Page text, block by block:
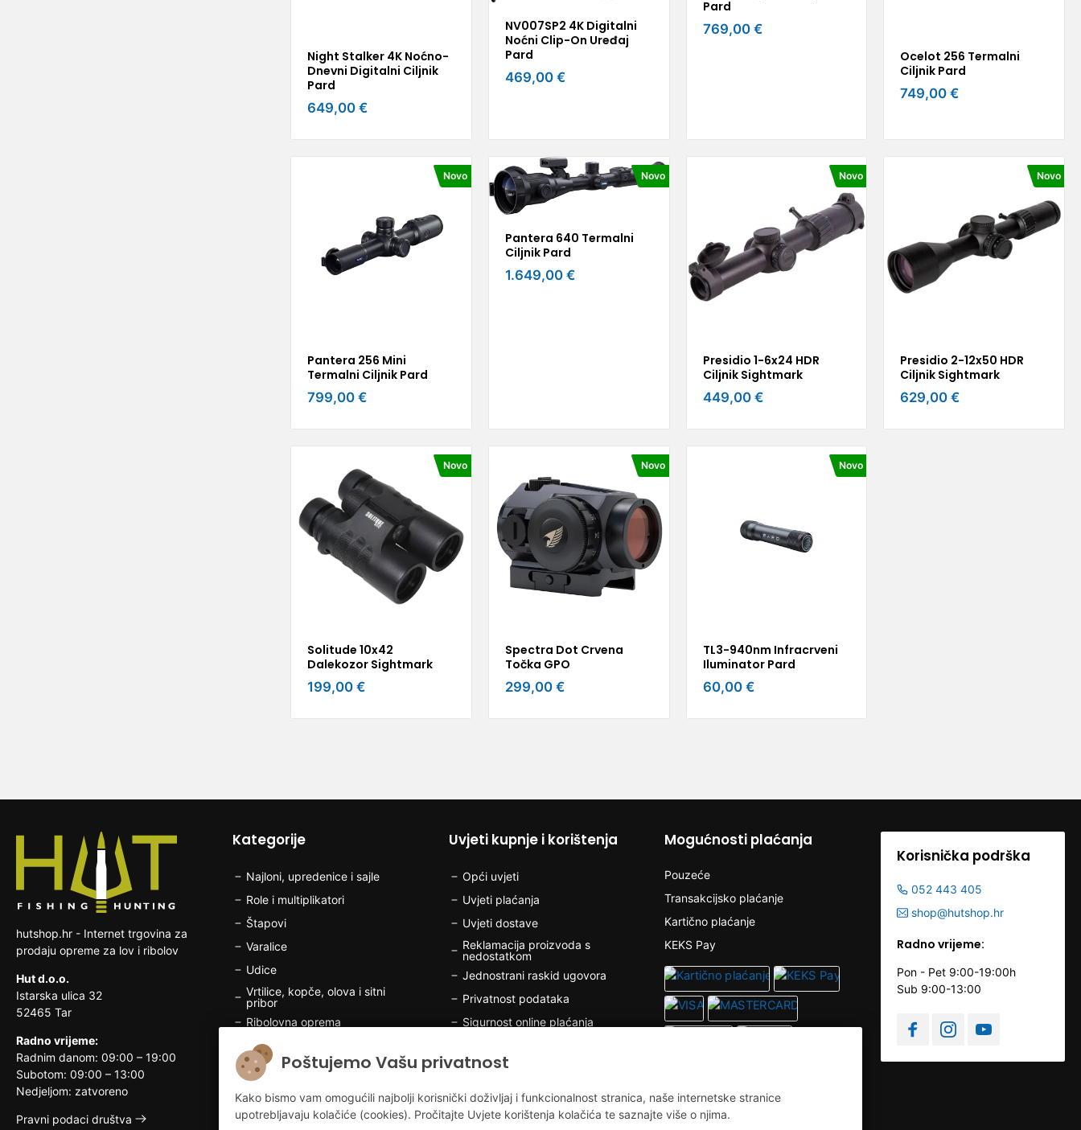
Poštujemo Vašu privatnost
Kako bismo vam omogućili najbolji korisnički doživljaj i funkcionalnost stranica, naše internetske stranice
upotrebljavaju kolačiće (cookies). Pročitajte Uvjete korištenja kolačića te saznajte više o njima.
Night Stalker 4K Noćno-
Dnevni Digitalni Ciljnik
Pard
649,00 €
NV007SP2 4K Digitalni
Noćni Clip-On Uređaj
Pard
469,00 €
Pard
769,00 €
Ocelot 256 Termalni
Ciljnik Pard
749,00 €
Novo
Pantera 256 Mini
Termalni Ciljnik Pard
799,00 €
Novo
Pantera 640 Termalni
Ciljnik Pard
1.649,00 €
Novo
Presidio 1-6x24 HDR
Ciljnik Sightmark
449,00 €
Novo
Presidio 2-12x50 HDR
Ciljnik Sightmark
629,00 €
Novo
Solitude 10x42
Dalekozor Sightmark
199,00 €
Novo
Spectra Dot Crvena
Točka GPO
299,00 €
Novo
TL3-940nm Infracrveni
Iluminator Pard
60,00 €
hutshop.hr - Internet trgovina za
prodaju opreme za lov i ribolov
Hut d.o.o.
Istarska ulica 32
52465 Tar
Radno vrijeme:
Radnim danom: 09:00 – 19:00
Subotom: 09:00 – 13:00
Nedjeljom: zatvoreno
Pravni podaci društva
Kategorije
Najloni, upredenice i sajle
Role i multiplikatori
Štapovi
Varalice
Udice
Vrtilice, kopče, olova i sitni
pribor
Ribolovna oprema
Brodska elektronika
Odjeća i obuća za ribolov
Lovačka oprema
Odjeća i obuća za lov
Uvjeti kupnje i korištenja
Opći uvjeti
Uvjeti plaćanja
Uvjeti dostave
Reklamacija proizvoda s
nedostatkom
Jednostrani raskid ugovora
Privatnost podataka
Sigurnost online plaćanja
Mogućnosti plaćanja
Pouzeće
Transakcijsko plaćanje
Kartično plaćanje
KEKS Pay
Korisnička podrška
052 443 405
shop@hutshop.hr
Radno vrijeme:
Pon - Pet 9:00-19:00h
Sub 9:00-13:00